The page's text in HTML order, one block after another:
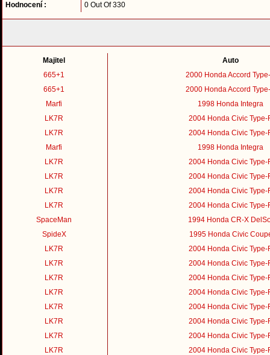
Hodnocení :
0 Out Of 330
Majitel
Auto
665+1
2000 Honda Accord
665+1
2000 Honda Accord
Marfi
1998 Honda Integra
LK7R
2004 Honda Civic Type-
LK7R
2004 Honda Civic Type-
Marfi
1998 Honda Integra
LK7R
2004 Honda Civic Type-
LK7R
2004 Honda Civic Type-
LK7R
2004 Honda Civic Type-
LK7R
2004 Honda Civic Type-
SpaceMan
1994 Honda CR-X
SpideX
1995 Honda Civic
LK7R
2004 Honda Civic Type-
LK7R
2004 Honda Civic Type-
LK7R
2004 Honda Civic Type-
LK7R
2004 Honda Civic Type-
LK7R
2004 Honda Civic Type-
LK7R
2004 Honda Civic Type-
LK7R
2004 Honda Civic Type-
LK7R
2004 Honda Civic Type-